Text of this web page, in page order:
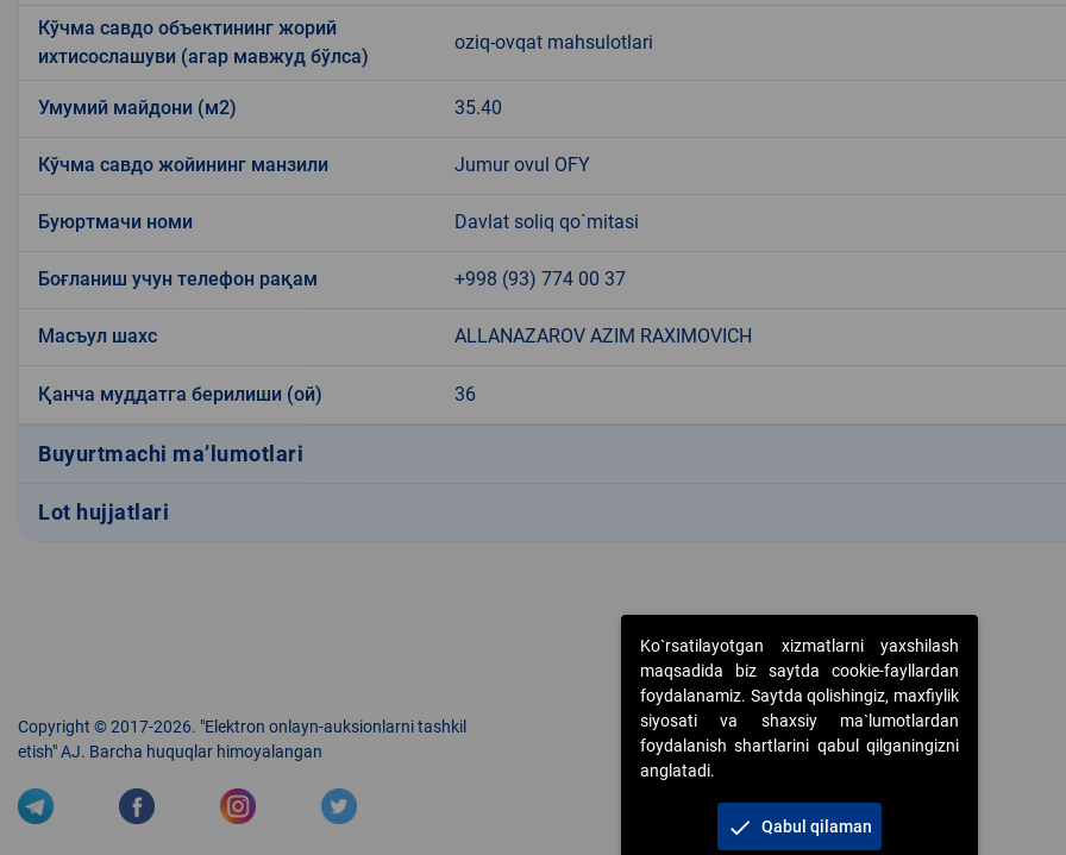
Кўчма савдо объектининг жорий
ихтисослашуви (агар мавжуд бўлса)
oziq-ovqat mahsulotlari
Умумий майдони (м2) 35.40
Кўчма савдо жойининг манзили Jumur ovul OFY
Буюртмачи номи Davlat soliq qo`mitasi
Боғланиш учун телефон рақам +998 (93) 774 00 37
Масъул шахс ALLANAZAROV AZIM RAXIMOVICH
Қанча муддатга берилиши (ой) 36
Buyurtmachi ma’lumotlari
Lot hujjatlari
Copyright © 2017-2026. "Elektron onlayn-auksionlarni tashkil
etish" AJ. Barcha huquqlar himoyalangan
Ko`rsatilayotgan xizmatlarni yaxshilash
maqsadida biz saytda cookie-fayllardan
foydalanamiz. Saytda qolishingiz, maxfiylik
siyosati va shaxsiy ma`lumotlardan
foydalanish shartlarini qabul qilganingizni
anglatadi.
check Qabul qilaman